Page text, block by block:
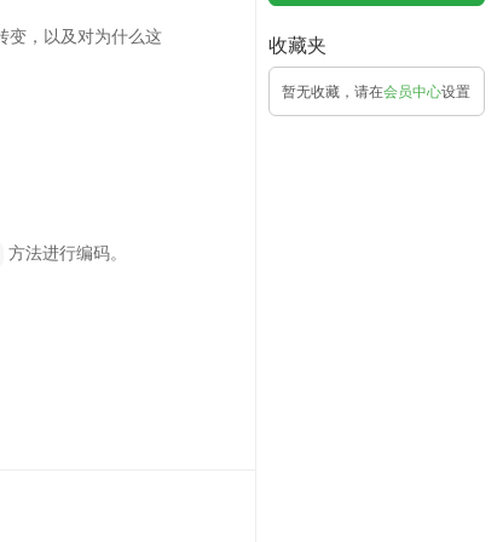
变，以及对为什么这
方法进行编码。
收藏夹
暂无收藏，请在会员中心设置